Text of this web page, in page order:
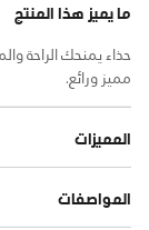
ما يميز هذا المنتج
حذاء يمنحك الراحة
مميز ورائع.
المميزات
المواصفات